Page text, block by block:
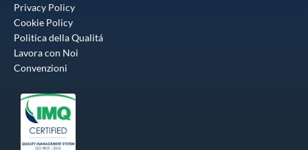
Privacy Policy
Cookie Policy
Politica della Qualitá
Lavora con Noi
Convenzioni